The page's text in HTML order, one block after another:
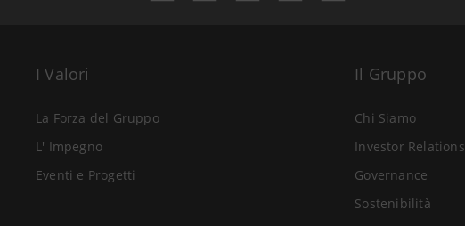
I Valori
La Forza del Gruppo
L' Impegno
Eventi e Progetti
Il Gruppo
Chi Siamo
Investor Relations
Governance
Sostenibilità